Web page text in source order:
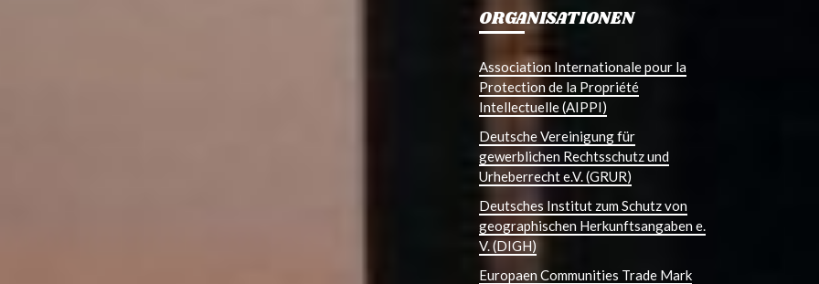
ORGANISATIONEN
Association Internationale pour la
Protection de la Propriété
Intellectuelle (AIPPI)
Deutsche Vereinigung für
gewerblichen Rechtsschutz und
Urheberrecht e.V. (GRUR)
Deutsches Institut zum Schutz von
geographischen Herkunftsangaben e.
V. (DIGH)
Europaen Communities Trade Mark